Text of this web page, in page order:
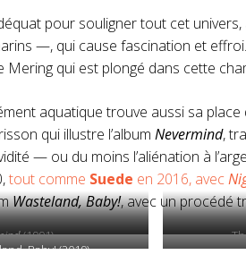
pour souligner tout cet
—, qui cause fascination et
Mering qui est plongé dans cette
aquatique trouve aussi sa place
qui illustre l’album Nevermind,
— ou du moins l’aliénation à
tout comme Suede en 2016, avec
Wasteland, Baby!, avec un procédé
(1991)
Baby! (2019)